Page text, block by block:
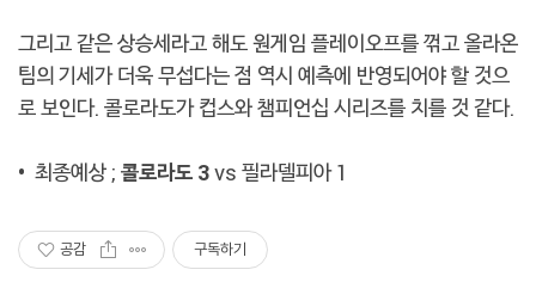
그리고 같은 상승세라고 해도 원게임 플레이오프를 꺾고 올라온
팀의 기세가 더욱 무섭다는 점 역시 예측에 반영되어야 할 것으
로 보인다. 콜로라도가 컵스와 챔피언십 시리즈를 치를 것 같다.
• 최종예상 ; 콜로라도 3vs 필라델피아 1
공감 구독하기